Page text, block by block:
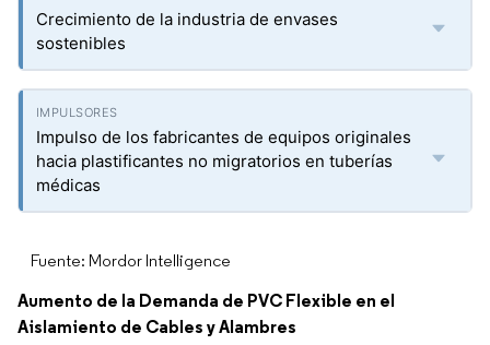
Crecimiento de la industria de envases
sostenibles
Impulso de los fabricantes de equipos originales
hacia plastificantes no migratorios en tuberías
médicas
Fuente: Mordor Intelligence
Aumento de la Demanda de PVC Flexible en el
Aislamiento de Cables y Alambres